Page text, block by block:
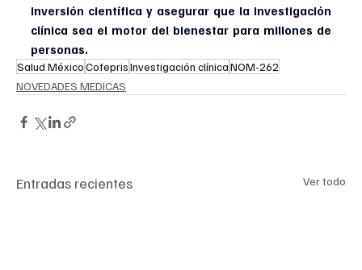
inversión científica y asegurar que la investigación
clínica sea el motor del bienestar para millones de
personas.
Salud MéxicoCofeprisInvestigación clínicaNOM-262
NOVEDADES MEDICAS
Entradas recientes Ver todo